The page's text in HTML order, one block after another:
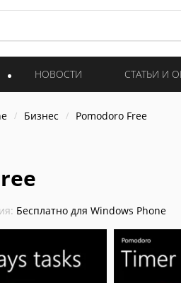
НОВОСТИ СТАТЬИ И
Бизнес Pomodoro Free
Бесплатно для Windows Phone